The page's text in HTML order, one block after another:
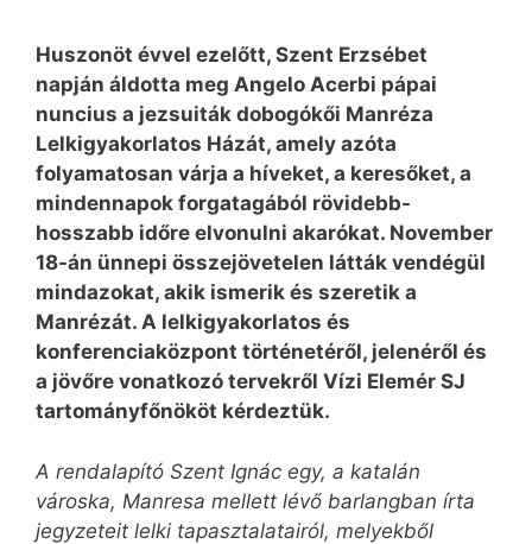
Huszonöt évvel ezelőtt, Szent Erzsébet
napján áldotta meg Angelo Acerbi pápai
nuncius a jezsuiták dobogókői Manréza
Lelkigyakorlatos Házát, amely azóta
folyamatosan várja a híveket, a keresőket, a
mindennapok forgatagából rövidebb-
hosszabb időre elvonulni akarókat. November
18-án ünnepi összejövetelen látták vendégül
mindazokat, akik ismerik és szeretik a
Manrézát. A lelkigyakorlatos és
konferenciaközpont történetéről, jelenéről és
a jövőre vonatkozó tervekről Vízi Elemér SJ
tartományfőnököt kérdeztük.
A rendalapító Szent Ignác egy, a katalán
városka, Manresa mellett lévő barlangban írta
jegyzeteit lelki tapasztalatairól, melyekből